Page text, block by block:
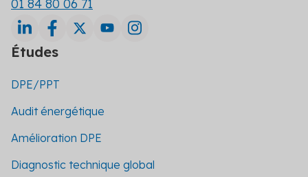
01 84 80 06 71
Études
DPE/PPT
Audit énergétique
Amélioration DPE
Diagnostic technique global